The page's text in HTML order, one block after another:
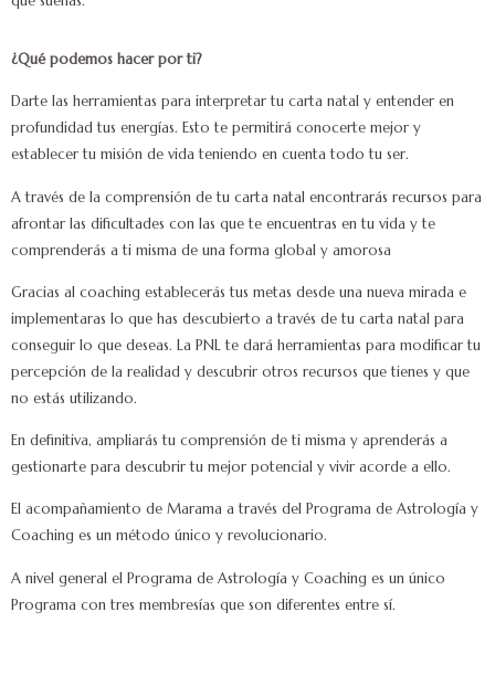
¿Qué podemos hacer por ti?
Darte las herramientas para interpretar tu carta natal y entender en
profundidad tus energías. Esto te permitirá conocerte mejor y
establecer tu misión de vida teniendo en cuenta todo tu ser.
A través de la comprensión de tu carta natal encontrarás recursos para
afrontar las dificultades con las que te encuentras en tu vida y te
comprenderás a ti misma de una forma global y amorosa
Gracias al coaching establecerás tus metas desde una nueva mirada e
implementaras lo que has descubierto a través de tu carta natal para
conseguir lo que deseas. La PNL te dará herramientas para modificar tu
percepción de la realidad y descubrir otros recursos que tienes y que
no estás utilizando.
En definitiva, ampliarás tu comprensión de ti misma y aprenderás a
gestionarte para descubrir tu mejor potencial y vivir acorde a ello.
El acompañamiento de Marama a través del Programa de Astrología y
Coaching es un método único y revolucionario.
A nivel general el Programa de Astrología y Coaching es un único
Programa con tres membresías que son diferentes entre sí.